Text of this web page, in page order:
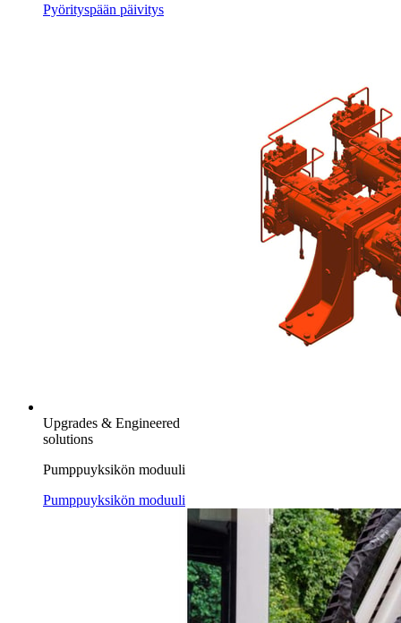
Pyörityspään päivitys
Upgrades & Engineered
solutions
Pumppuyksikön moduuli
Pumppuyksikön moduuli